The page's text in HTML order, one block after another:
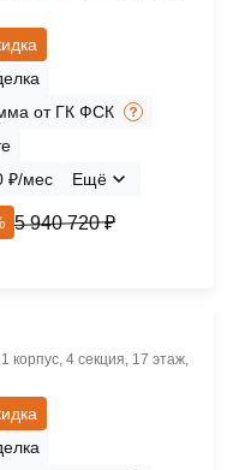
от ГК ФСК
₽/мес
Ещё
5 940 720 ₽
корпус, 4 секция, 17 этаж,